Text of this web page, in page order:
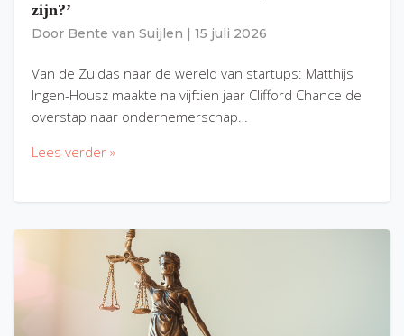
zijn?’
Door Bente van Suijlen 15 juli 2026
Van de Zuidas naar de wereld van startups: Matthijs
Ingen-Housz maakte na vijftien jaar Clifford Chance de
overstap naar ondernemerschap…
Lees verder »